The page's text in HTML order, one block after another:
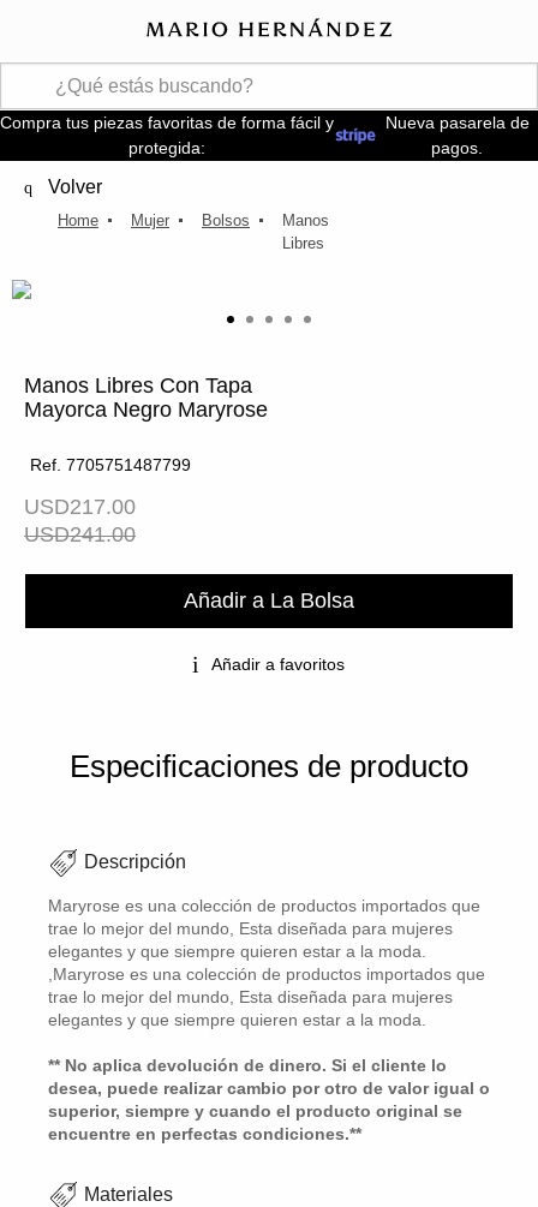
Compra tus piezas favoritas de forma fácil y
protegida:
Nueva pasarela de
pagos.
Volver
Mujer Bolsos
Manos
Libres
Manos Libres Con Tapa
Mayorca Negro Maryrose
Ref. 7705751487799
USD217.00
USD241.00
Añadir a La Bolsa
Añadir a favoritos
Especificaciones de producto
Descripción
Maryrose es una colección de productos importados que
trae lo mejor del mundo, Esta diseñada para mujeres
elegantes y que siempre quieren estar a la moda.
,Maryrose es una colección de productos importados que
trae lo mejor del mundo, Esta diseñada para mujeres
elegantes y que siempre quieren estar a la moda.
** No aplica devolución de dinero. Si el cliente lo
desea, puede realizar cambio por otro de valor igual o
superior, siempre y cuando el producto original se
encuentre en perfectas condiciones.**
Materiales